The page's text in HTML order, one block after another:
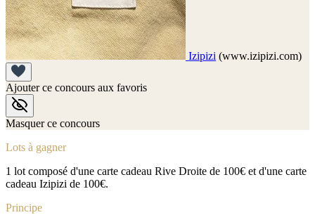
Izipizi (www.izipizi.com)
Ajouter ce concours aux favoris
Masquer ce concours
Lots à gagner
1 lot composé d'une carte cadeau Rive Droite de 100€ et d'une carte
cadeau Izipizi de 100€.
Principe